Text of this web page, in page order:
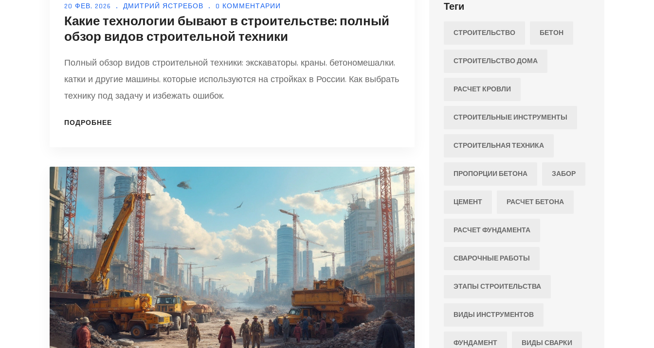
20 ФЕВ, 2026 ДМИТРИЙ ЯСТРЕБОВ 0 КОММЕНТАРИИ
Какие технологии бывают в строительстве: полный
обзор видов строительной техники
Полный обзор видов строительной техники: экскаваторы, краны, бетономешалки,
катки и другие машины, которые используются на стройках в России. Как выбрать
технику под задачу и избежать ошибок.
ПОДРОБНЕЕ
Теги
СТРОИТЕЛЬСТВО БЕТОН
СТРОИТЕЛЬСТВО ДОМА
РАСЧЕТ КРОВЛИ
СТРОИТЕЛЬНЫЕ ИНСТРУМЕНТЫ
СТРОИТЕЛЬНАЯ ТЕХНИКА
ПРОПОРЦИИ БЕТОНА ЗАБОР
ЦЕМЕНТ РАСЧЕТ БЕТОНА
РАСЧЕТ ФУНДАМЕНТА
СВАРОЧНЫЕ РАБОТЫ
ЭТАПЫ СТРОИТЕЛЬСТВА
ВИДЫ ИНСТРУМЕНТОВ
ФУНДАМЕНТ ВИДЫ СВАРКИ